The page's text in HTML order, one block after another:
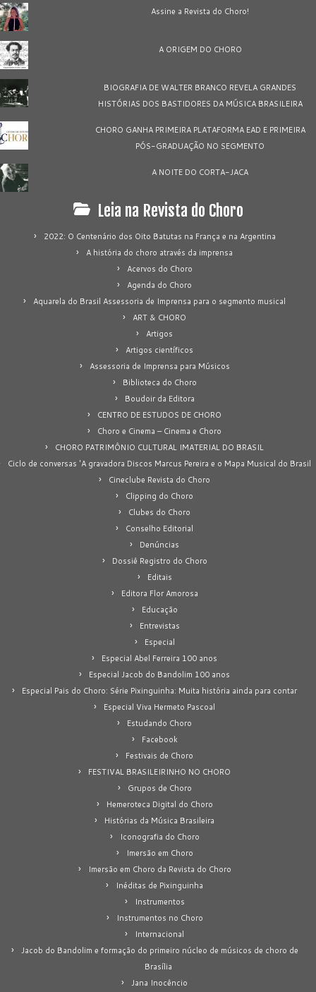
Assine a Revista do Choro!
A ORIGEM DO CHORO
BIOGRAFIA DE WALTER BRANCO REVELA GRANDES
HISTÓRIAS DOS BASTIDORES DA MÚSICA BRASILEIRA
CHORO GANHA PRIMEIRA PLATAFORMA EAD E PRIMEIRA
PÓS-GRADUAÇÃO NO SEGMENTO
A NOITE DO CORTA-JACA
Leia na Revista do Choro
2022: O Centenário dos Oito Batutas na França e na Argentina
A história do choro através da imprensa
Acervos do Choro
Agenda do Choro
Aquarela do Brasil Assessoria de Imprensa para o segmento musical
ART & CHORO
Artigos
Artigos científicos
Assessoria de Imprensa para Músicos
Biblioteca do Choro
Boudoir da Editora
CENTRO DE ESTUDOS DE CHORO
Choro e Cinema – Cinema e Choro
CHORO PATRIMÔNIO CULTURAL IMATERIAL DO BRASIL
Ciclo de conversas 'A gravadora Discos Marcus Pereira e o Mapa Musical do Brasil
Cineclube Revista do Choro
Clipping do Choro
Clubes do Choro
Conselho Editorial
Denúncias
Dossiê Registro do Choro
Editais
Editora Flor Amorosa
Educação
Entrevistas
Especial
Especial Abel Ferreira 100 anos
Especial Jacob do Bandolim 100 anos
Especial Pais do Choro: Série Pixinguinha: Muita história ainda para contar
Especial Viva Hermeto Pascoal
Estudando Choro
Facebook
Festivais de Choro
FESTIVAL BRASILEIRINHO NO CHORO
Grupos de Choro
Hemeroteca Digital do Choro
Histórias da Música Brasileira
Iconografia do Choro
Imersão em Choro
Imersão em Choro da Revista do Choro
Inéditas de Pixinguinha
Instrumentos
Instrumentos no Choro
Internacional
Jacob do Bandolim e formação do primeiro núcleo de músicos de choro de
Brasília
Jana Inocêncio